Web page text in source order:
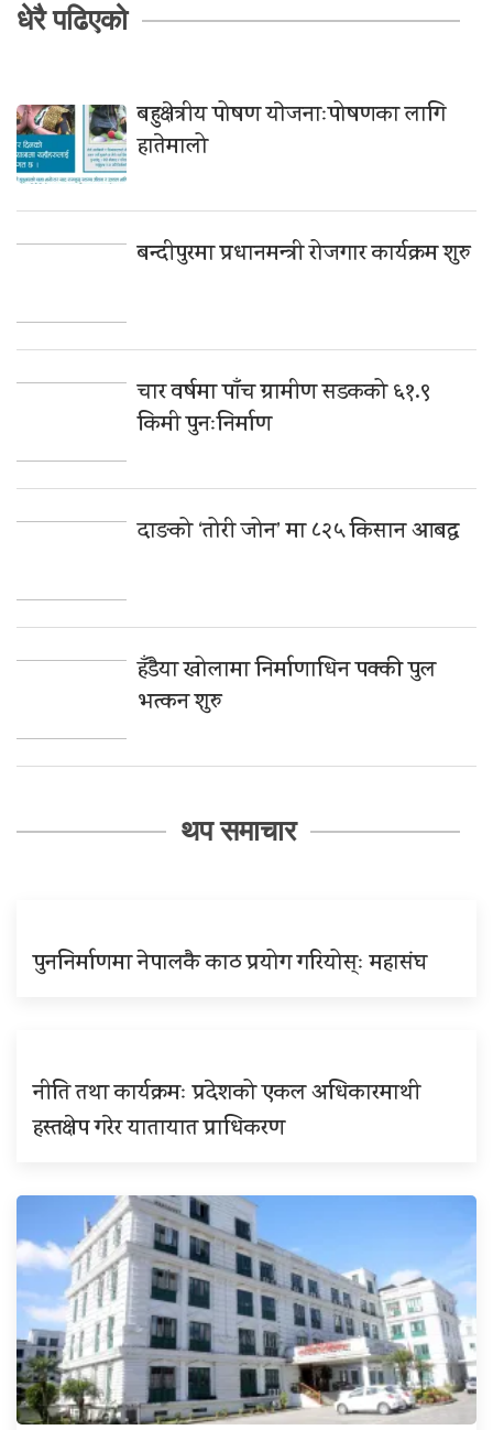
धेरै पढिएको
बहुक्षेत्रीय पोषण याेजनाःपोषणका लागि
हातेमालो
बन्दीपुरमा प्रधानमन्त्री रोजगार कार्यक्रम शुरु
चार वर्षमा पाँच ग्रामीण सडकको ६१.९
किमी पुनःनिर्माण
दाङको ‘तोरी जोन’ मा ८२५ किसान आबद्ध
हँडैया खोलामा निर्माणाधिन पक्की पुल
भत्कन शुरु
थप समाचार
पुननिर्माणमा नेपालकै काठ प्रयोग गरियोस्ः महासंघ
नीति तथा कार्यक्रमः प्रदेशको एकल अधिकारमाथी
हस्तक्षेप गरेर यातायात प्राधिकरण